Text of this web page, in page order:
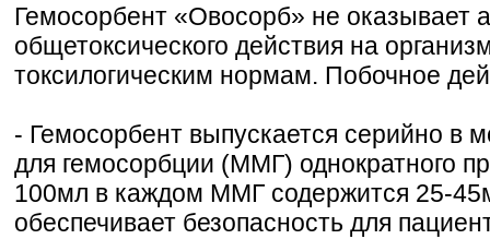
Гемосорбент «Овосорб» не оказывает
общетоксического действия на
токсилогическим нормам. Побочное
- Гемосорбент выпускается серийно в
для гемосорбции (ММГ) однократного
100мл в каждом ММГ содержится 25-
обеспечивает безопасность для